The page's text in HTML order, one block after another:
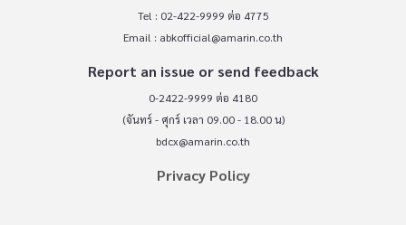
Tel : 02-422-9999 ต่อ 4775
Email : abkofficial@amarin.co.th
Report an issue or send feedback
0-2422-9999 ต่อ 4180
(จันทร์ - ศุกร์ เวลา 09.00 - 18.00 น)
bdcx@amarin.co.th
Privacy Policy